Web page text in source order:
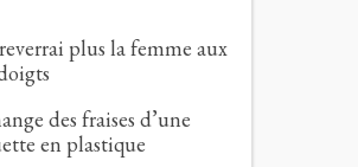
plus la femme aux
des fraises d’une
en plastique